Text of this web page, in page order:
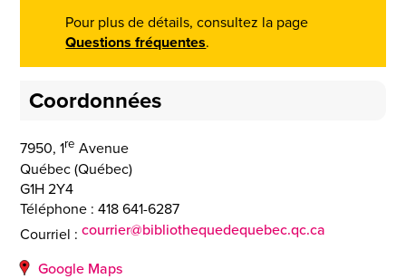
Pour plus de détails, consultez la page
Questions fréquentes.
Coordonnées
7950, 1re Avenue
Québec(Québec)
G1H 2Y4
Téléphone :418 641-6287
Courriel :courrier@bibliothequedequebec.qc.ca
Google Maps